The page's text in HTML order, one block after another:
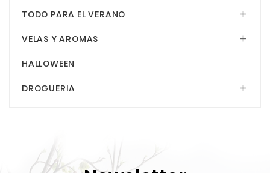
TODO PARA EL VERANO 
VELAS Y AROMAS 
HALLOWEEN
DROGUERIA 